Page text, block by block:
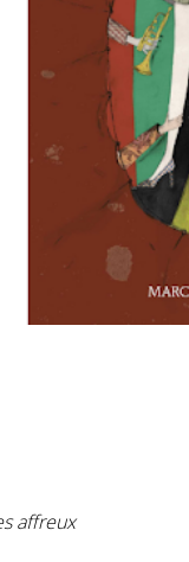
affreux